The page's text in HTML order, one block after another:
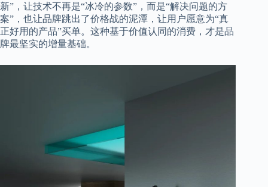
新”，让技术不再是“冰冷的参数”，而是“解决问题的方
案”，也让品牌跳出了价格战的泥潭，让用户愿意为“真
正好用的产品”买单。这种基于价值认同的消费，才是品
牌最坚实的增量基础。